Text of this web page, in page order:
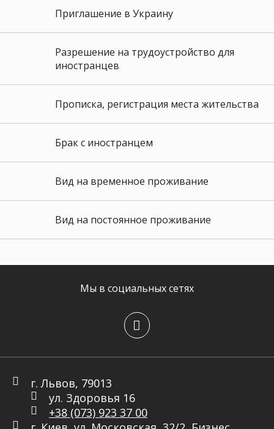
Приглашение в Украину
Разрешение на трудоустройство для
иностранцев
Прописка, регистрация места жительства
Брак с иностранцем
Вид на временное проживание
Вид на постоянное проживание
Мы в социальных сетях
г. Львов, 79013
ул. Здоровья 16
+38 (073) 923 37 00